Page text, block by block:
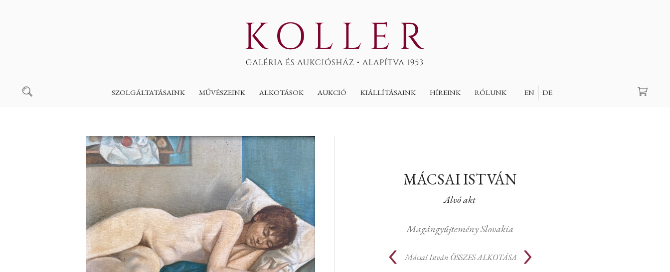
SZOLGÁLTATÁSAINK MŰVÉSZEINK ALKOTÁSOK AUKCIÓ KIÁLLÍTÁSAINK HÍREINK RÓLUNK EN DE
Keresés
MÁCSAI ISTVÁN
Alvó akt
Magángyűjtemény Slovakia
Mácsai István ÖSSZES ALKOTÁSA